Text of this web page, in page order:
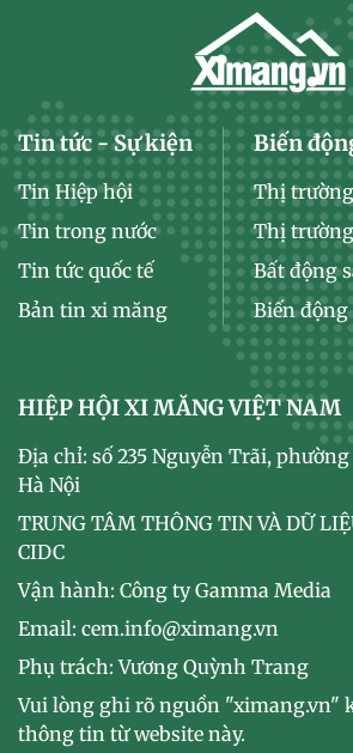
Tin tức - Sự kiện
Tin Hiệp hội
Tin trong nước
Tin tức quốc tế
Bản tin xi măng
Biến
Thị
Thị
Bất động
Biến động
HIỆP HỘI XI MĂNG VIỆT NAM
Địa chỉ: số 235 Nguyễn Trãi,
Hà Nội
TRUNG TÂM THÔNG TIN VÀ DỮ
CIDC
Vận hành: Công ty Gamma Media
Email: cem.info@ximang.vn
Phụ trách: Vương Quỳnh Trang
Vui lòng ghi rõ nguồn "ximang.vn"
thông tin từ website này.